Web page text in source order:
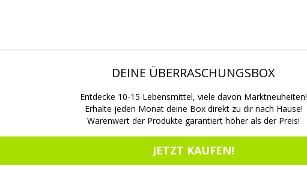
DEINE ÜBERRASCHUNGSBOX
Entdecke 10-15 Lebensmittel, viele davon Marktneuheiten!
Erhalte jeden Monat deine Box direkt zu dir nach Hause!
Warenwert der Produkte garantiert höher als der Preis!
JETZT KAUFEN!